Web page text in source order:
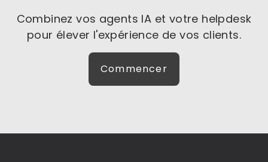
Combinez vos agents IA et votre helpdesk
pour élever l'expérience de vos clients.
Commencer